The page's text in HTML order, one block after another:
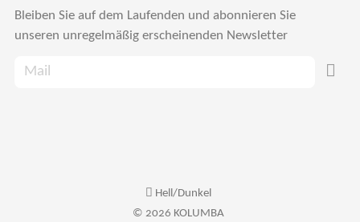
Bleiben Sie auf dem Laufenden und abonnieren Sie
unseren unregelmäßig erscheinenden Newsletter
Hell/Dunkel
© 2026 KOLUMBA